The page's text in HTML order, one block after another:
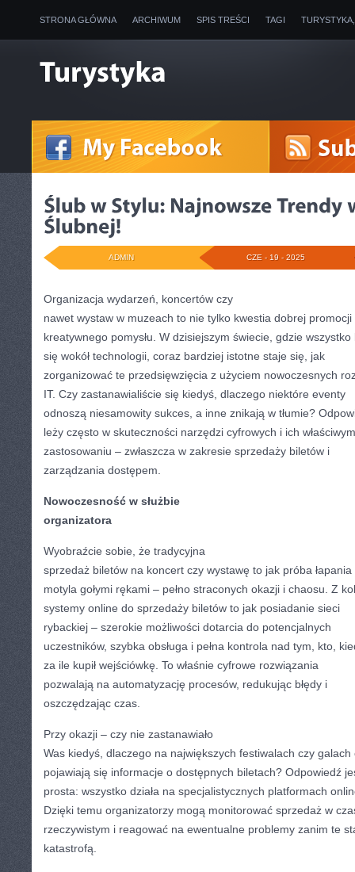
STRONA GŁÓWNA ARCHIWUM SPIS TREŚCI TAGI
CZE - 19 - 2025
ADMIN
Organizacja wydarzeń, koncertów czy
nawet wystaw w muzeach to nie tylko kwestia dobrej promocji
kreatywnego pomysłu. W dzisiejszym świecie, gdzie wszystko
się wokół technologii, coraz bardziej istotne staje się, jak
zorganizować te przedsięwzięcia z użyciem nowoczesnych
IT. Czy zastanawialiście się kiedyś, dlaczego niektóre eventy
odnoszą niesamowity sukces, a inne znikają w tłumie?
leży często w skuteczności narzędzi cyfrowych i ich właściwym
zastosowaniu – zwłaszcza w zakresie sprzedaży biletów i
zarządzania dostępem.
Nowoczesność w służbie
organizatora
Wyobraźcie sobie, że tradycyjna
sprzedaż biletów na koncert czy wystawę to jak próba łapania
motyla gołymi rękami – pełno straconych okazji i chaosu. Z
systemy online do sprzedaży biletów to jak posiadanie sieci
rybackiej – szerokie możliwości dotarcia do potencjalnych
uczestników, szybka obsługa i pełna kontrola nad tym, kto,
za ile kupił wejściówkę. To właśnie cyfrowe rozwiązania
pozwalają na automatyzację procesów, redukując błędy i
oszczędzając czas.
Przy okazji – czy nie zastanawiało
Was kiedyś, dlaczego na największych festiwalach czy galach
pojawiają się informacje o dostępnych biletach? Odpowiedź
prosta: wszystko działa na specjalistycznych platformach
Dzięki temu organizatorzy mogą monitorować sprzedaż w
rzeczywistym i reagować na ewentualne problemy zanim te
katastrofą.